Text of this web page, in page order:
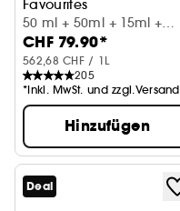
Favourites
Set zum Kennenlernen
50 ml + 50ml + 15ml +
15ml + 5g
CHF 79.90*
562,68 CHF / 1L
205
*Inkl. MwSt. und zzgl.Versand
Hinzufügen
Deal